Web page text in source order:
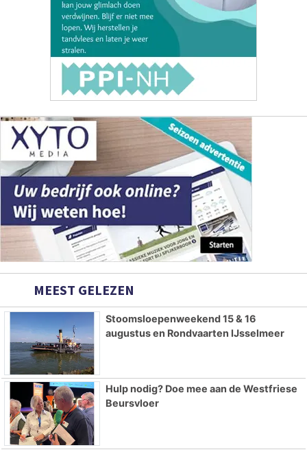
MEEST GELEZEN
Stoomsloepenweekend 15 & 16
augustus en Rondvaarten IJsselmeer
Hulp nodig? Doe mee aan de Westfriese
Beursvloer